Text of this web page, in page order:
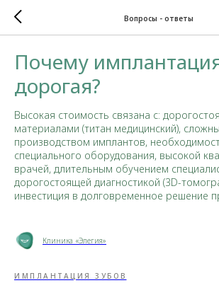
Вопросы - ответы
Почему
дорогая?
Высокая стоимость связана с:
материалами (титан медицинский),
производством имплантов,
специального оборудования, высокой
врачей, длительным обучением
дорогостоящей диагностикой (3D-
инвестиция в долговременное решение
Клиника «Элегия»
ИМПЛАНТАЦИЯ ЗУБОВ